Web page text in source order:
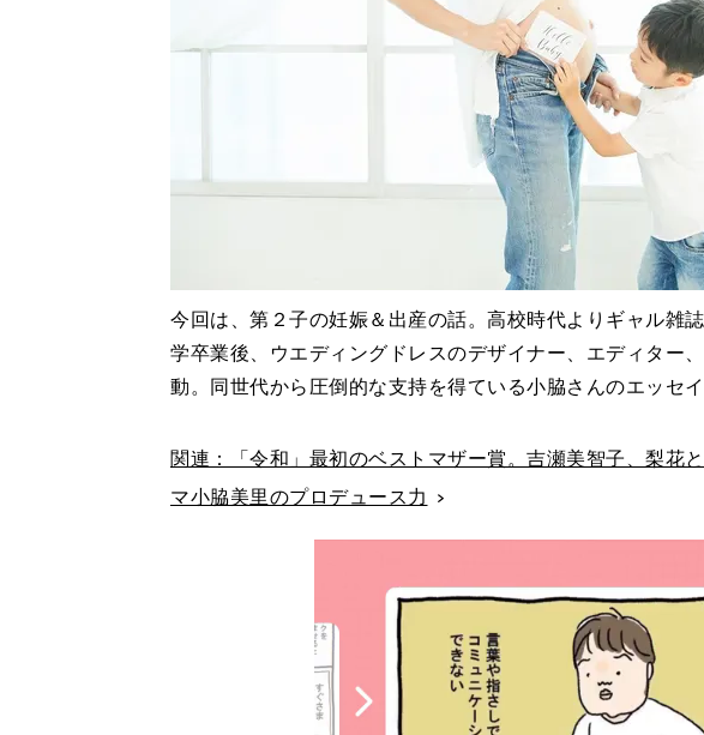
今回は、第２子の妊娠＆出産の話。高校時代よりギャル雑
学卒業後、ウエディングドレスのデザイナー、エディター
動。同世代から圧倒的な支持を得ている小脇さんのエッセ
関連：「令和」最初のベストマザー賞。吉瀬美智子、梨花
マ小脇美里のプロデュース力